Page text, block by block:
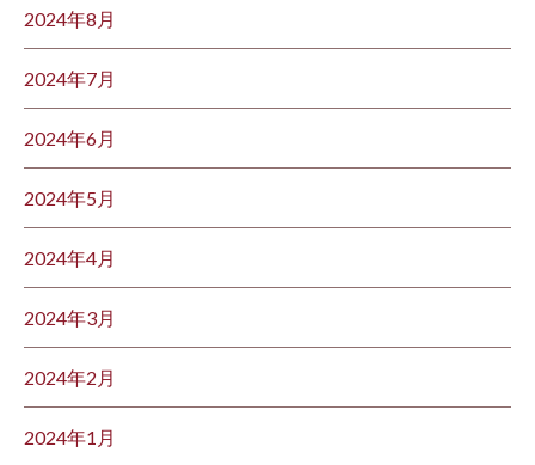
2024年8月
2024年7月
2024年6月
2024年5月
2024年4月
2024年3月
2024年2月
2024年1月